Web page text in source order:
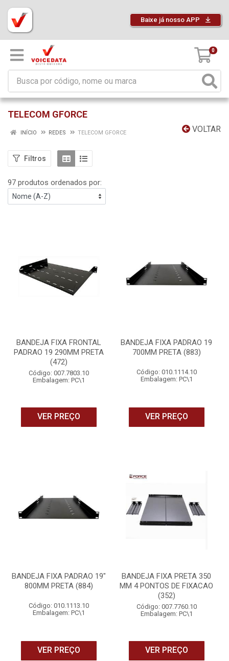
Baixe já nosso APP
0
TELECOM GFORCE
VOLTAR
INÍCIO REDES TELECOM GFORCE
Filtros
97 produtos ordenados por:
BANDEJA FIXA FRONTAL
PADRAO 19 290MM PRETA
(472)
Código: 007.7803.10
Embalagem: PC\1
VER PREÇO
BANDEJA FIXA PADRAO 19
700MM PRETA (883)
Código: 010.1114.10
Embalagem: PC\1
VER PREÇO
BANDEJA FIXA PADRAO 19"
800MM PRETA (884)
Código: 010.1113.10
Embalagem: PC\1
VER PREÇO
BANDEJA FIXA PRETA 350
MM 4 PONTOS DE FIXACAO
(352)
Código: 007.7760.10
Embalagem: PC\1
VER PREÇO